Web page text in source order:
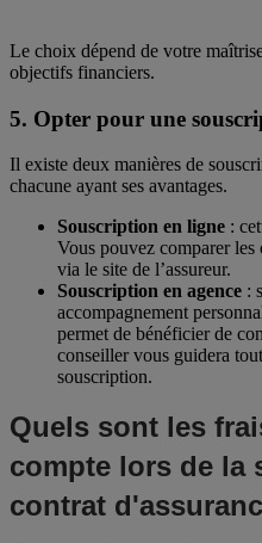
Le choix dépend de votre
objectifs financiers.
5. Opter pour une
Il existe deux manières de
chacune ayant ses avantages.
Souscription en ligne :
Vous pouvez comparer les
via le site de l’assureur.
Souscription en agence :
accompagnement
permet de bénéficier de
conseiller vous guidera
souscription.
Quels sont les
compte lors de la
contrat